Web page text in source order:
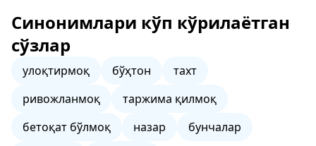
Синонимлари кўп кўрилаётган
сўзлар
улоқтирмоқ бўҳтон
тахт
ривожланмоқ
таржима қилмоқ
бетоқат бўлмоқ
назар
бунчалар